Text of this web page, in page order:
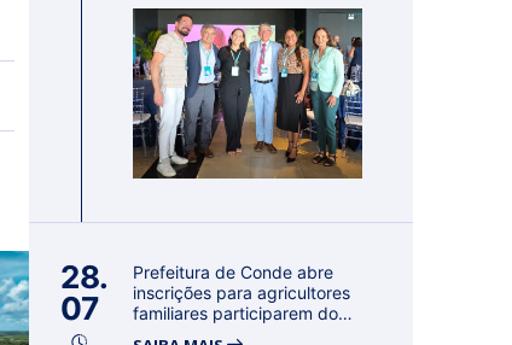
28.
07
Prefeitura de Conde abre
inscrições para agricultores
familiares participarem do